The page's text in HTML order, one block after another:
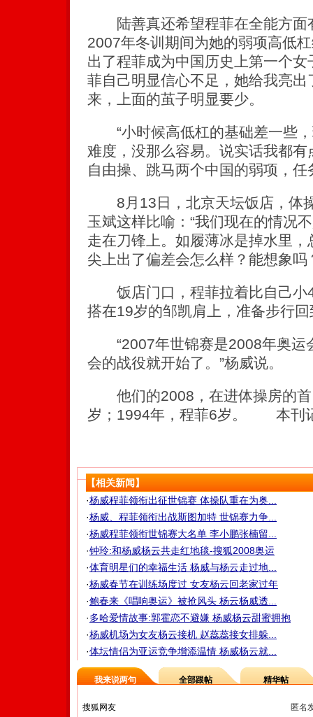
陆善真还希望程菲在全能方面
2007年冬训期间为她的弱项高低
出了程菲成为中国历史上第一个
菲自己明显信心不足，她给我亮
来，上面的茧子明显要少。
“小时候高低杠的基础差一些，
难度，没那么容易。说实话我都
自由操、跳马两个中国的弱项，任
8月13日，北京天坛饭店，体
玉斌这样比喻：“我们现在的情况
走在刀锋上。如履薄冰是掉水里
尖上出了偏差会怎么样？能想象吗
饭店门口，程菲拉着比自己小4
搭在19岁的邹凯肩上，准备步行
“2007年世锦赛是2008年奥运
会的战役就开始了。”杨威说。
他们的2008，在进体操房的首
岁；1994年，程菲6岁。 本刊
【相关新闻】
·杨威程菲领衔出征世锦赛 体操队重在为奥...
·杨威、程菲领衔出战斯图加特 世锦赛力争...
·杨威程菲领衔世锦赛大名单 李小鹏张楠留...
·钟玲:和杨威杨云共走红地毯-搜狐2008奥运
·体育明星们的幸福生活 杨威与杨云走过地...
·杨威春节在训练场度过 女友杨云回老家过年
·鲍春来《唱响奥运》被抢风头 杨云杨威透...
·多哈爱情故事:郭霍恋不避嫌 杨威杨云甜蜜拥抱
·杨威机场为女友杨云接机 赵蕊蕊接女排躲...
·体坛情侣为亚运竞争增添温情 杨威杨云就...
我来说两句 全部跟帖 精华帖
匿名